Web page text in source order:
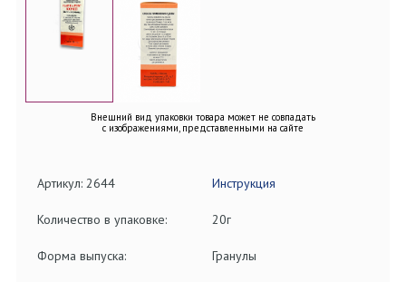
Внешний вид упаковки товара может не совпадать
с изображениями, представленными на сайте
Артикул: 2644 Инструкция
Количество в упаковке: 20г
Форма выпуска: Гранулы